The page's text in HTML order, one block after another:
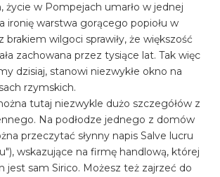
życie w Pompejach umarło w jednej
ironię warstwa gorącego popiołu w
brakiem wilgoci sprawiły, że większość
zachowana przez tysiące lat. Tak więc
dzisiaj, stanowi niezwykłe okno na
rzymskich.
tutaj niezwykle dużo szczegółów z
Na podłodze jednego z domów
przeczytać słynny napis Salve lucru
wskazujące na firmę handlową, której
jest sam Sirico. Możesz też zajrzeć do